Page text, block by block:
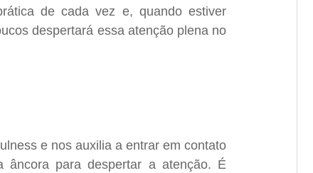
de cada vez e, quando estiver
despertará essa atenção plena no
e nos auxilia a entrar em contato
âncora para despertar a atenção. É